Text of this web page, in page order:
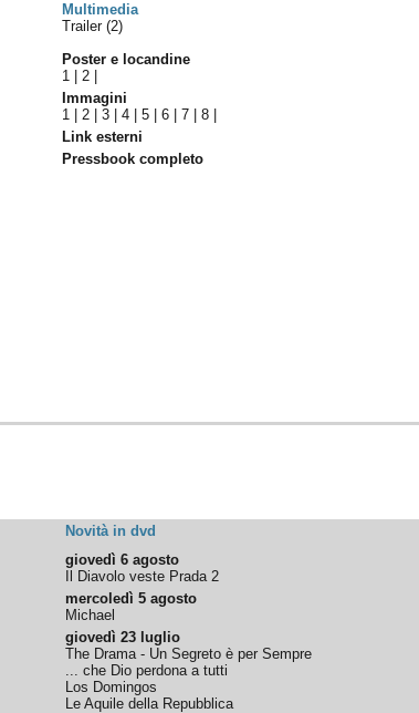
Multimedia
Trailer (2)
Poster e locandine
1 |2
Immagini
1 |2 |3 |4 |5 |6 |7 |8
Link esterni
Pressbook completo
Novità in dvd
giovedì 6 agosto
Il Diavolo veste Prada 2
mercoledì 5 agosto
Michael
giovedì 23 luglio
The Drama - Un Segreto è per Sempre
... che Dio perdona a tutti
Los Domingos
Le Aquile della Repubblica